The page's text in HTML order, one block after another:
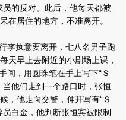
的反对。此后，他每天都被
在居住的地方，不准离开。
李执意要离开，七八名男子跑
天早上去附近的小剧场上课，
间，用圆珠笔在手上写下“Ｓ
他们走到一个路口时，张恒
，他走向交警，伸开写有“Ｓ
白金，他判断张恒宾被限制